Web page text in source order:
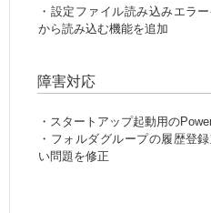
・設定ファイル読み込みエラ
から読み込む機能を追加
障害対応
・スタートアップ起動用の
・フォルダグループの履歴登
い問題を修正